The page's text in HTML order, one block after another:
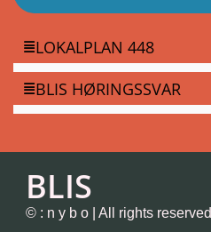
LOKALPLAN 448
BLIS HØRINGSSVAR
BLIS
© : n y b o | All rights reserved